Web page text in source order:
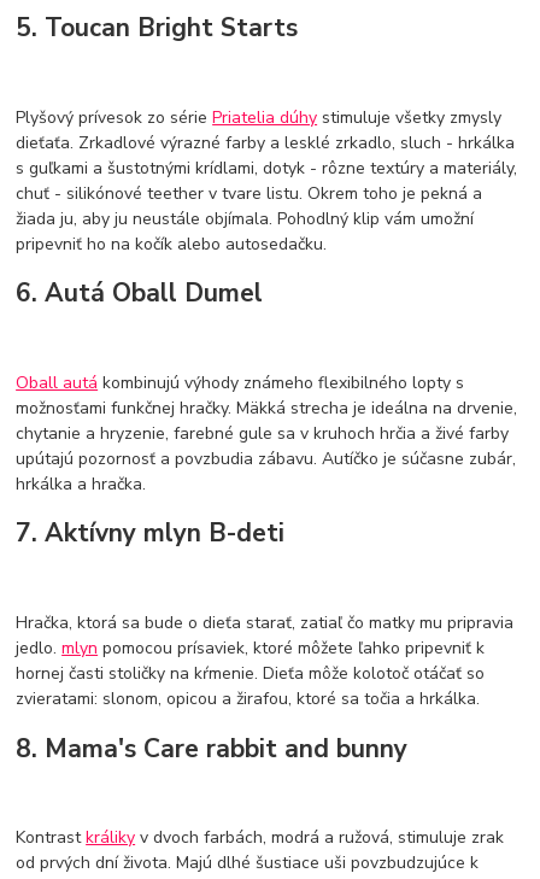
5. Toucan Bright Starts
Plyšový prívesok zo sériePriatelia dúhy stimuluje všetky zmysly
dieťaťa. Zrkadlové výrazné farby a lesklé zrkadlo, sluch - hrkálka
s guľkami a šustotnými krídlami, dotyk - rôzne textúry a materiály,
chuť - silikónové teether v tvare listu. Okrem toho je pekná a
žiada ju, aby ju neustále objímala. Pohodlný klip vám umožní
pripevniť ho na kočík alebo autosedačku.
6. Autá Oball Dumel
Oball autá kombinujú výhody známeho flexibilného lopty s
možnosťami funkčnej hračky. Mäkká strecha je ideálna na drvenie,
chytanie a hryzenie, farebné gule sa v kruhoch hrčia a živé farby
upútajú pozornosť a povzbudia zábavu. Autíčko je súčasne zubár,
hrkálka a hračka.
7. Aktívny mlyn B-deti
Hračka, ktorá sa bude o dieťa starať, zatiaľ čo matky mu pripravia
jedlo.mlyn pomocou prísaviek, ktoré môžete ľahko pripevniť k
hornej časti stoličky na kŕmenie. Dieťa môže kolotoč otáčať so
zvieratami: slonom, opicou a žirafou, ktoré sa točia a hrkálka.
8. Mama's Care rabbit and bunny
Kontrastkráliky v dvoch farbách, modrá a ružová, stimuluje zrak
od prvých dní života. Majú dlhé šustiace uši povzbudzujúce k